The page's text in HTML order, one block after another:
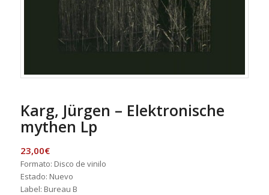
Karg, Jürgen – Elektronische
mythen Lp
23,00€
Formato: Disco de vinilo
Estado: Nuevo
Label: Bureau B